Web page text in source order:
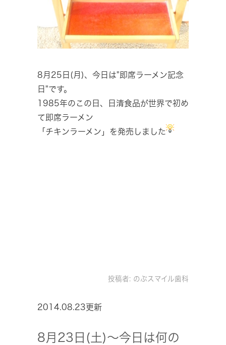
8月25日(月)、今日は"即席ラーメン記念
日"です。
1985年のこの日、日清食品が世界で初め
て即席ラーメン
「チキンラーメン」を発売しました
投稿者: のぶスマイル歯科
2014.08.23更新
8月23日(土)～今日は何の